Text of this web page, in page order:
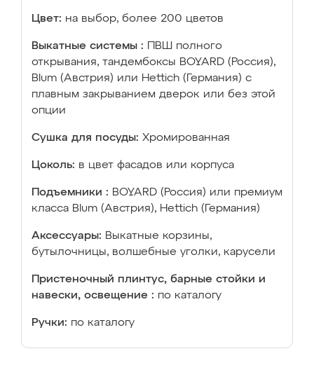
Цвет: на выбор, более 200 цветов
Выкатные системы :
ПВШ полного
открывания, тандембоксы BOYARD (Россия),
Blum (Австрия) или Hettich (Германия) с
плавным закрыванием дверок или без этой
опции
Сушка для посуды: Хромированная
Цоколь: в цвет фасадов или корпуса
Подъемники : BOYARD (Россия) или премиум
класса Blum (Австрия), Hettich (Германия)
Аксессуары: Выкатные корзины,
бутылочницы, волшебные уголки, карусели
Пристеночный плинтус, барные стойки и
навески, освещение : по каталогу
Ручки: по каталогу